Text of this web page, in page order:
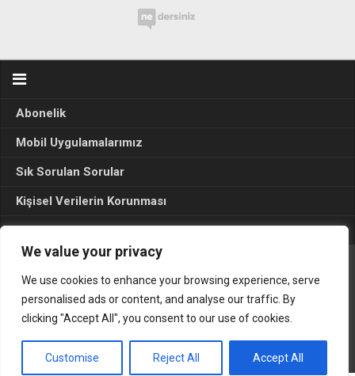
We value your privacy
We use cookies to enhance your browsing experience, serve
personalised ads or content, and analyse our traffic. By
clicking "Accept All", you consent to our use of cookies.
Customise Reject All Accept All
Abonelik
Mobil Uygulamalarımız
Sık Sorulan Sorular
Kişisel Verilerin Korunması
Seçim Sonuçları 2024
Gerçek Hayat © 2015. Her hakkı sakldır.